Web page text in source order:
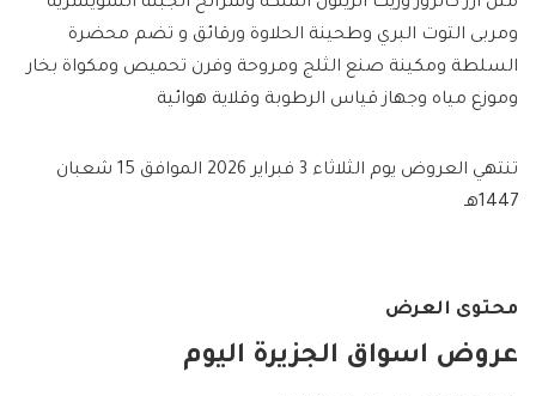
مثل أرز كالروز وزيت الزيتون المنكه وشرائح الجبنة السويسرية
ومربى التوت البري وطحينة الحلاوة ورقائق و تضم محضرة
السلطة ومكينة صنع الثلج ومروحة وفرن تحميص ومكواة بخار
وموزع مياه وجهاز قياس الرطوبة وقلاية هوائية
تنتهي العروض يوم الثلاثاء 3 فبراير 2026 الموافق 15 شعبان
1447هـ
محتوى العرض
عروض اسواق الجزيرة اليوم